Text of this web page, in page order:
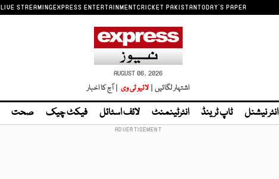
LIVE STREAMINGEXPRESS ENTERTAINMENTCRICKET PAKISTANTODAY'S PAPER
AUGUST 06, 2026
اشتہار لگائیں | لائیو ٹی وی | آج کا اخبار
انٹر نیشنل ٹاپ ٹرینڈ انٹرٹینمنٹ لائف اسٹائل فیکٹ چیک صحت